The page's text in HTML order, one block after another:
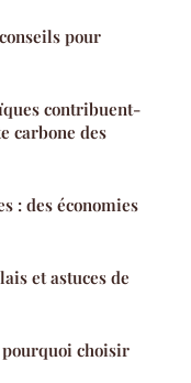
pour
contribuent-
carbone des
: des économies
et astuces de
pourquoi choisir